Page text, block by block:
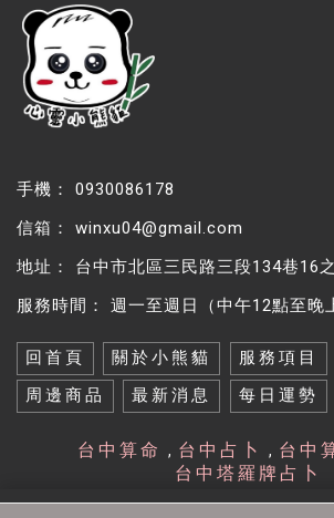
0930086178
winxu04@gmail.com
台中市北區三民路三段134巷16
週一至週日（中午12點至晚
回首頁 關於小熊貓 服務項目
周邊商品
最新消息 每日運勢
台中算命 台中占卜
台中
台中塔羅牌占卜